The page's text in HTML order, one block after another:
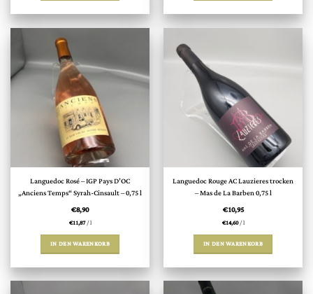
Languedoc Rosé – IGP Pays D’OC
„Anciens Temps“ Syrah-Cinsault – 0,75 l
€8,90
€11,87/l
IN DEN WARENKORB
Languedoc Rouge AC Lauzieres trocken
– Mas de La Barben 0,75 l
€10,95
€14,60/l
IN DEN WARENKORB